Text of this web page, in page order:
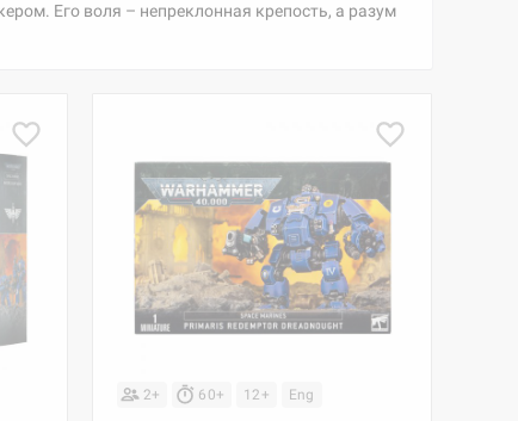
Его воля – непреклонная крепость, а разум
2+ 60+ 12+ Eng